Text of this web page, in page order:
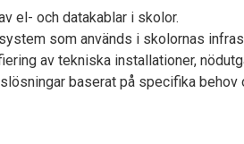
el- och datakablar i skolor.
som används i skolornas
av tekniska installationer,
baserat på specifika behov